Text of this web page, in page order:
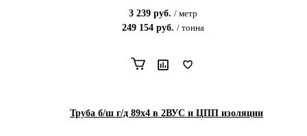
3 239 руб. / метр
249 154 руб. / тонна
Труба б/ш г/д 89х4 в 2ВУС и ЦПП изоляции